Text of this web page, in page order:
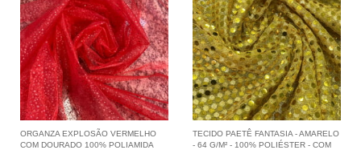
ORGANZA EXPLOSÃO VERMELHO
COM DOURADO 100% POLIAMIDA
TECIDO PAETÊ FANTASIA - AMARELO
- 64 G/M² - 100% POLIÉSTER - COM